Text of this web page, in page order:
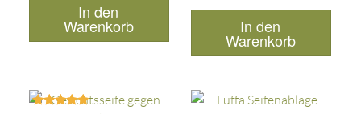
In den
Warenkorb In den
Warenkorb